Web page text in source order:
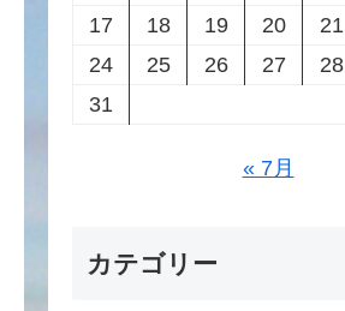
17
18 19 20 21
24
25 26 27 28
31
« 7月
カテゴリー